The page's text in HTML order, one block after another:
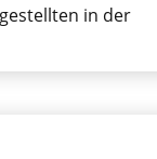
in der